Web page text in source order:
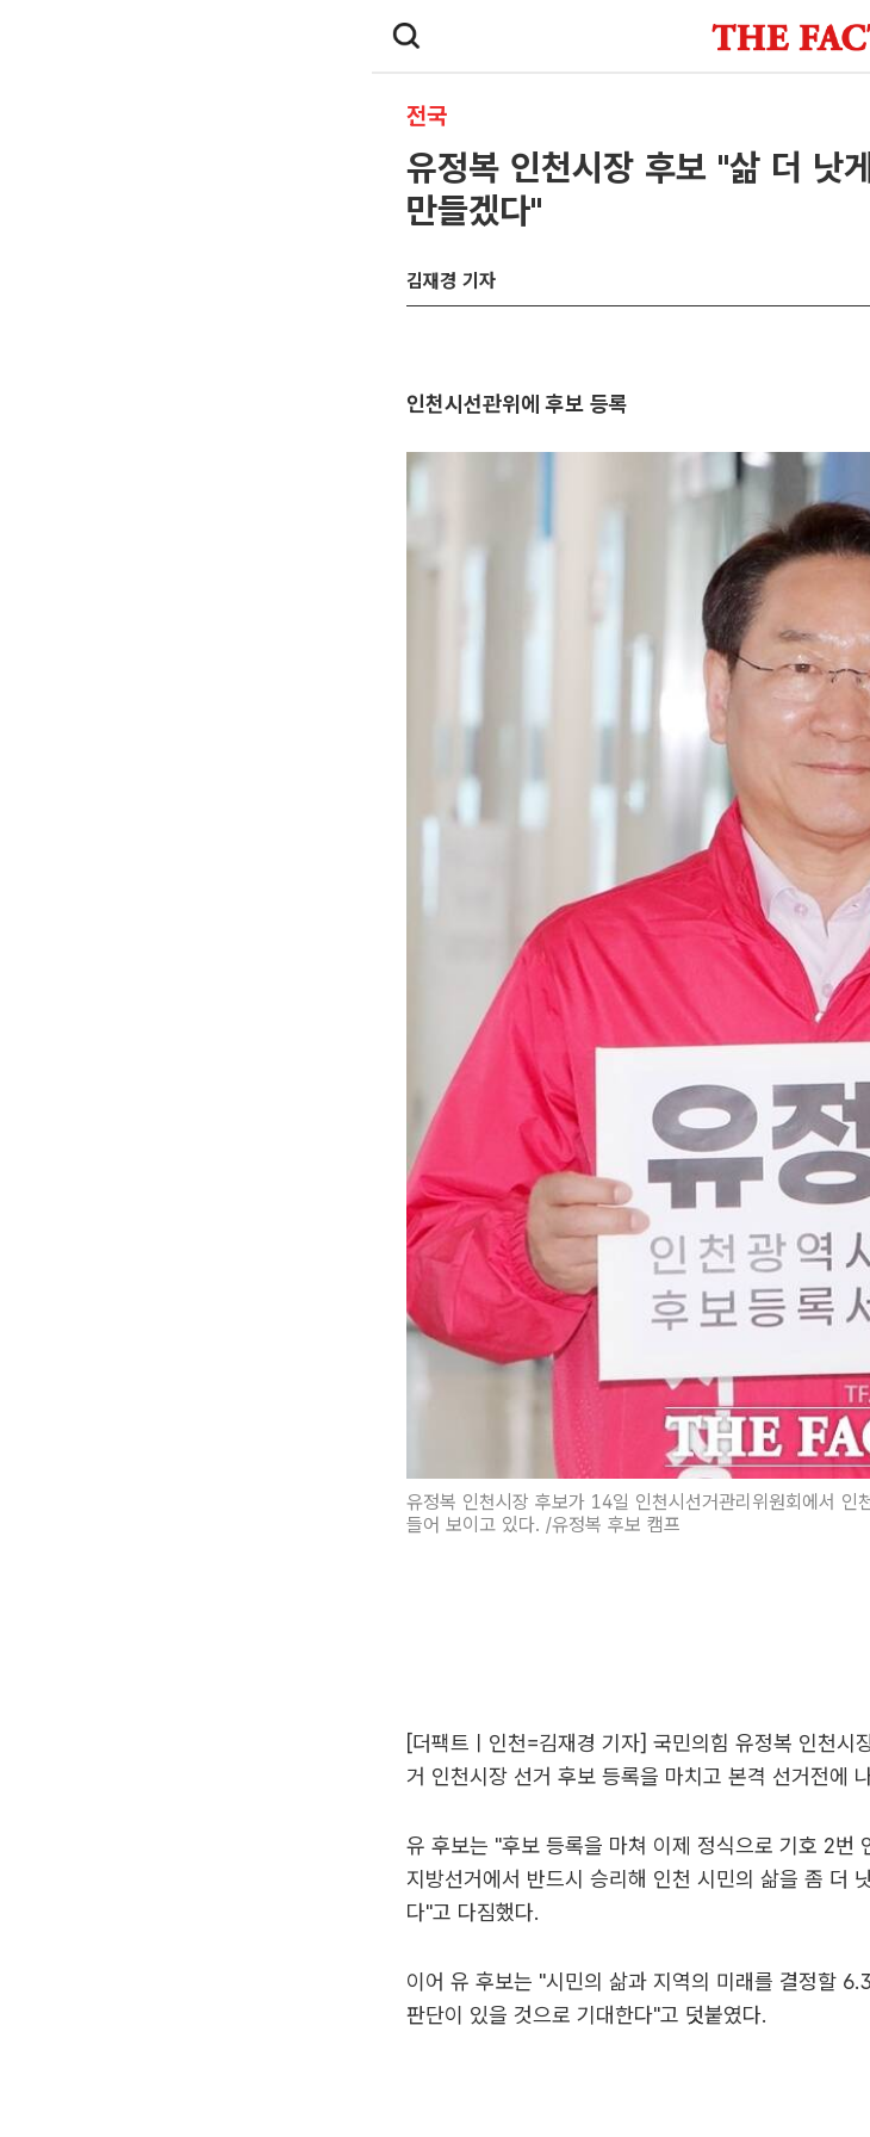
전국
유정복 인천시장 후보 "삶 더 낫
만들겠다"
김재경 기자
인천시선관위에 후보 등록
유정복 인천시장 후보가 14일 인천시선거관리위원회에서 인
들어 보이고 있다. /유정복 후보 캠프
[더팩트ㅣ인천=김재경 기자] 국민의힘 유정복 인천시
거 인천시장 선거 후보 등록을 마치고 본격 선거전에
유 후보는 "후보 등록을 마쳐 이제 정식으로 기호 2번
지방선거에서 반드시 승리해 인천 시민의 삶을 좀 더
다"고 다짐했다.
이어 유 후보는 "시민의 삶과 지역의 미래를 결정할
판단이 있을 것으로 기대한다"고 덧붙였다.